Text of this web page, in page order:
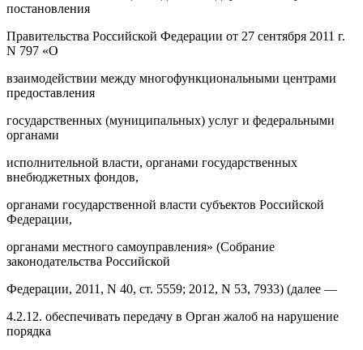
постановления
Правительства Российской Федерации от 27 сентября 2011 г.
N 797 «О
взаимодействии между многофункциональными центрами
предоставления
государственных (муниципальных) услуг и федеральными
органами
исполнительной власти, органами государственных
внебюджетных фондов,
органами государственной власти субъектов Российской
Федерации,
органами местного самоуправления» (Собрание
законодательства Российской
Федерации, 2011, N 40, ст. 5559; 2012, N 53, 7933) (далее —
4.2.12. обеспечивать передачу в Орган жалоб на нарушение
порядка